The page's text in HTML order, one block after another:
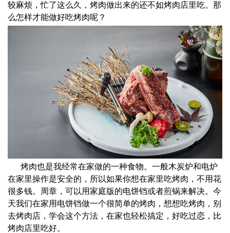
较麻烦，忙了这么久，烤肉做出来的还不如烤肉店里吃。那
么怎样才能做好吃烤肉呢？
烤肉也是我经常在家做的一种食物。一般木炭炉和电炉
在家里操作是安全的，所以如果你想在家里吃烤肉，不用花
很多钱。周章，可以用家庭版的电饼铛或者煎锅来解决。今
天我们在家用电饼铛做一个很简单的烤肉，想想吃烤肉，别
去烤肉店，学会这个方法，在家也轻松搞定，好吃过恋，比
烤肉店里吃好。